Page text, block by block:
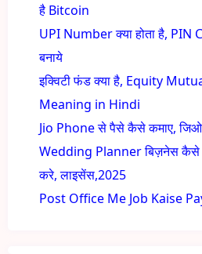
है Bitcoin
UPI Number क्या होता है,
बनाये
इक्विटी फंड क्या है, Equity
Meaning in Hindi
Jio Phone से पैसे कैसे कमाए,
Wedding Planner बिज़नेस कैसे
करे, लाइसेंस,2025
Post Office Me Job Kaise